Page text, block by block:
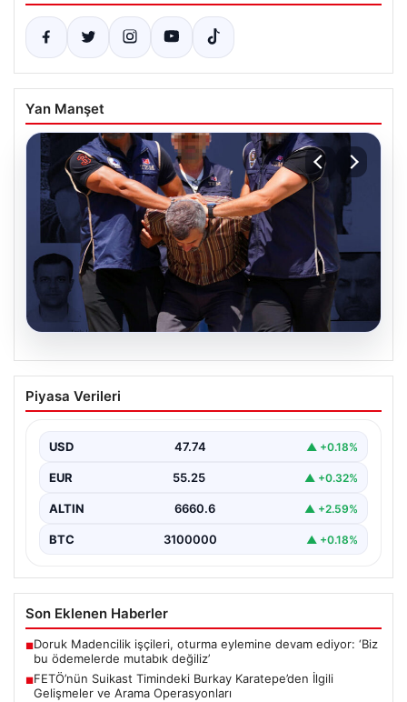
Yan Manşet
07.08.2026
FETÖ’nün Suikast Timindeki Burkay
Karatepe’den İlgili Gelişmeler ve Arama
15 Temmuz darbe girişimi sırasında Cumhurbaşkanı
planında yer…
Piyasa Verileri
USD 47.74 ▲ +0.18%
EUR 55.25 ▲ +0.32%
ALTIN 6660.6 ▲ +2.59%
BTC 3100000 ▲ +0.18%
Son Eklenen Haberler
■Doruk Madencilik işçileri, oturma eylemine devam ediyor: ‘Biz
bu ödemelerde mutabık değiliz’
■FETÖ’nün Suikast Timindeki Burkay Karatepe’den İlgili
Gelişmeler ve Arama Operasyonları